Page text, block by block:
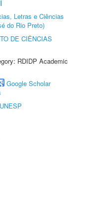
Letras e Ciências
do Rio Preto)
DE CIÊNCIAS
RDIDP Academic
Google Scholar